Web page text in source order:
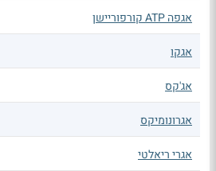
אגפה ATP קורפוריישן
אגקו
אג'קס
אגרונומיקס
אגרי ריאלטי